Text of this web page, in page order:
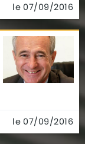
le 07/09/2016
le 07/09/2016